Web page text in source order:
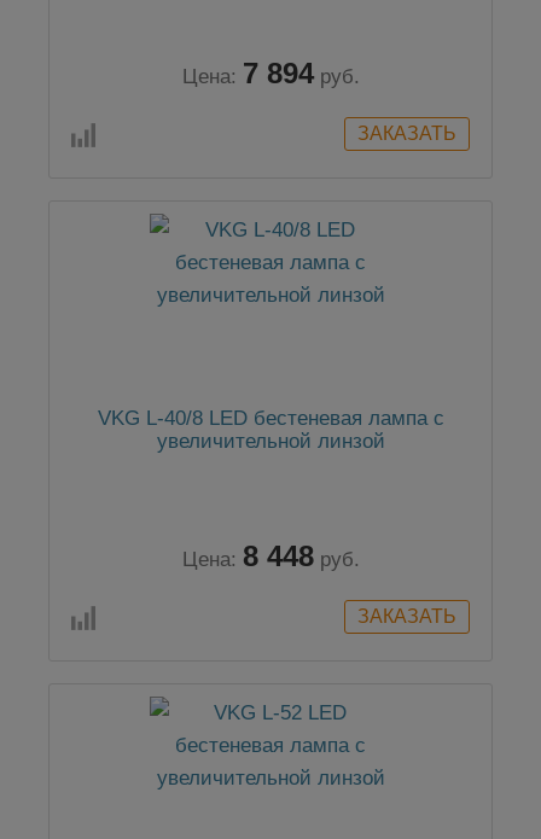
Цена: 7 894 руб.
VKG L-40/8 LED бестеневая лампа с
увеличительной линзой
Цена: 8 448 руб.